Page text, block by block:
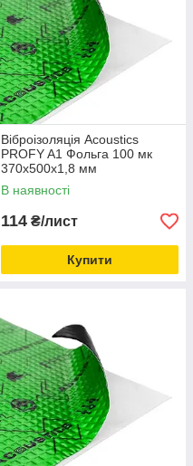
Віброізоляція Acoustics
PROFY A1 Фольга 100 мк
370x500х1,8 мм
В наявності
114 ₴/лист
Купити